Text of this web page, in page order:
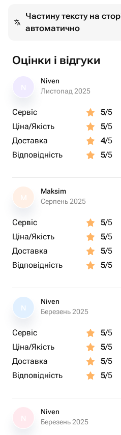
обладание аммонитом
привнести в неё достаток,
логарифмическая спираль -
аммонита как символ
упорядочивания жизни.Вес
Частину тексту на
автоматично
Оцінки і відгуки
Niven
Листопад 2025
Сервіс 5/5
Ціна/Якість
5/5
Доставка
4/5
Відповідність
5/5
M
Maksim
Серпень 2025
Сервіс 5/5
Ціна/Якість
5/5
Доставка
5/5
Відповідність
5/5
N
Niven
Березень 2025
Сервіс 5/5
Ціна/Якість
5/5
Доставка
5/5
Відповідність
5/5
Niven
Березень 2025